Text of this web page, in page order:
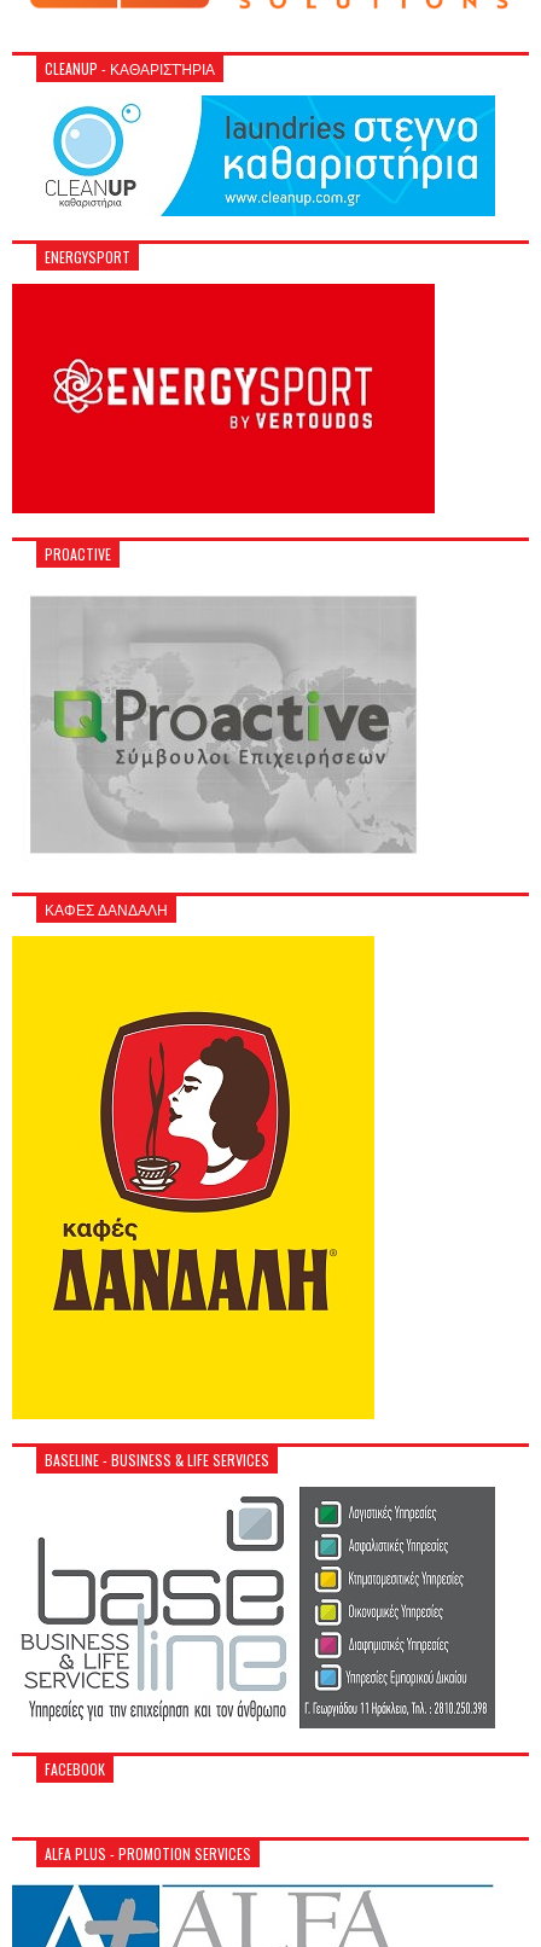
CLEANUP - ΚΑΘΑΡΙΣΤΉΡΙΑ
ENERGYSPORT
PROACTIVE
ΚΑΦΕΣ ΔΑΝΔΑΛΗ
BASELINE - BUSINESS & LIFE SERVICES
FACEBOOK
ALFA PLUS - PROMOTION SERVICES